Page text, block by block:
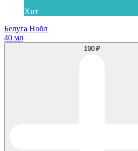
Хит
Белуга Нобл
40 мл
190 ₽